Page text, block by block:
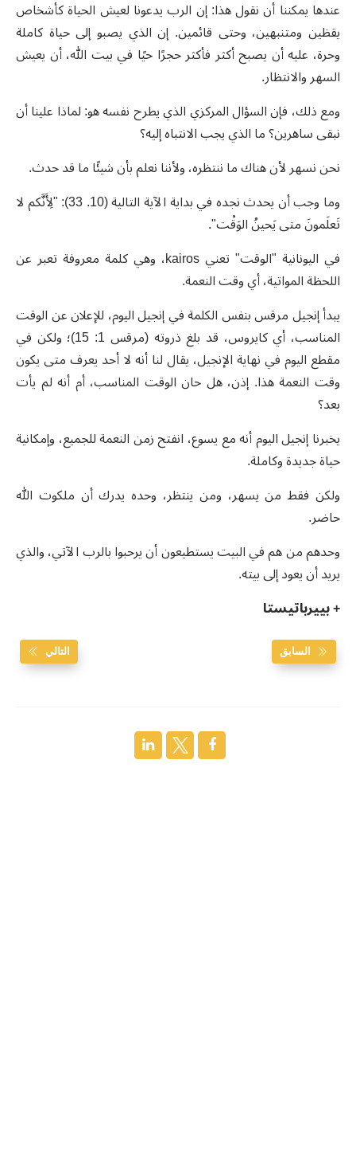
عندها يمكننا أن نقول هذا: إن الرب يدعونا لعيش الحياة كأشخاص
يقظين ومتنبهين، وحتى قائمين. إن الذي يصبو إلى حياة كاملة
وحرة، عليه أن يصبح أكثر فأكثر حجرًا حيًا في بيت الله، أن يعيش
السهر والانتظار.
ومع ذلك، فإن السؤال المركزي الذي يطرح نفسه هو: لماذا علينا أن
نبقى ساهرين؟ ما الذي يجب الانتباه إليه؟
نحن نسهر لأن هناك ما ننتظره، ولأننا نعلم بأن شيئًا ما قد حدث.
وما وجب أن يحدث نجده في بداية الآية التالية (10. 33): "لِأَنَّكم لا
تَعلَمونَ متى يَحينُ الوَقْت".
في اليونانية "الوقت" تعني kairos، وهي كلمة معروفة تعبر عن
اللحظة المواتية، أي وقت النعمة.
يبدأ إنجيل مرقس بنفس الكلمة في إنجيل اليوم، للإعلان عن الوقت
المناسب، أي كايروس، قد بلغ ذروته (مرقس 1: 15)؛ ولكن في
مقطع اليوم في نهاية الإنجيل، يقال لنا أنه لا أحد يعرف متى يكون
وقت النعمة هذا. إذن، هل حان الوقت المناسب، أم أنه لم يأت
بعد؟
يخبرنا إنجيل اليوم أنه مع يسوع، انفتح زمن النعمة للجميع، وإمكانية
حياة جديدة وكاملة.
ولكن فقط من يسهر، ومن ينتظر، وحده يدرك أن ملكوت الله
حاضر.
وحدهم من هم في البيت يستطيعون أن يرحبوا بالرب الآتي، والذي
يريد أن يعود إلى بيته.
+ بييرباتيستا
السابق التالي